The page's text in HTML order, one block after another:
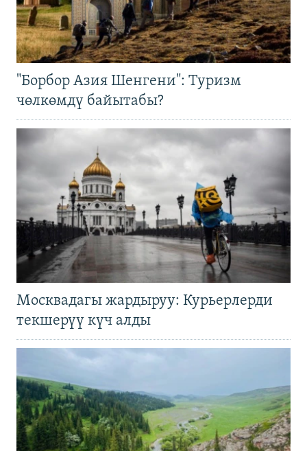
"Борбор Азия Шенгени": Туризм
чөлкөмдү байытабы?
Москвадагы жардыруу: Курьерлерди
текшерүү күч алды